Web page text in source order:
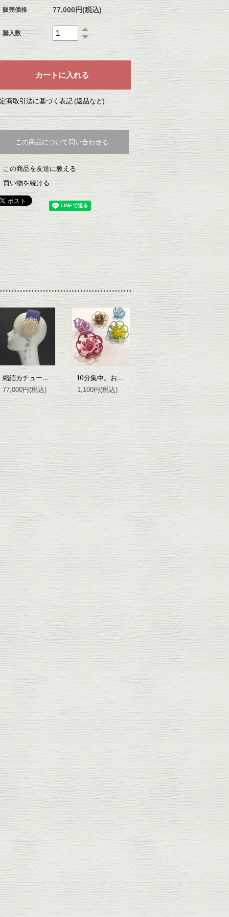
販売価格 77,000円(税込)
購入数
商取引法に基づく表記 (返品など)
この商品について問い合わせる
この商品を友達に教える
買い物を続ける
縮緬カチューシャ
77,000円(税込)
10分集中。おうちで結べる花ブローチ
1,100円(税込)